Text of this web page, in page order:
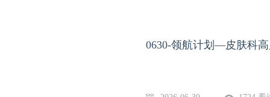
0630-领航计划—皮肤科